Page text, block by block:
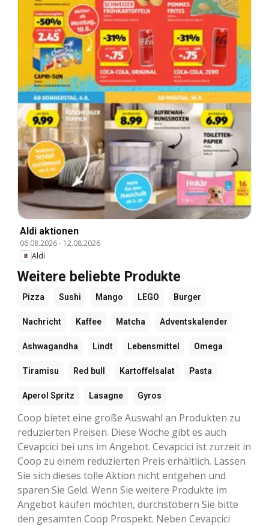
Aldi aktionen
06.08.2026- 12.08.2026
Aldi
Weitere beliebte Produkte
Pizza Sushi Mango LEGO Burger
Nachricht Kaffee Matcha Adventskalender
Ashwagandha Lindt Lebensmittel Omega
Tiramisu Red bull Kartoffelsalat Pasta
Aperol Spritz Lasagne Gyros
Coop bietet eine große Auswahl an Produkten zu
reduzierten Preisen. Diese Woche gibt es auch
Cevapcici bei uns im Angebot. Cevapcici ist zurzeit in
Coop zu einem reduzierten Preis erhältlich. Lassen
Sie sich dieses tolle Aktion nicht entgehen und
sparen Sie Geld. Wenn Sie weitere Produkte im
Angebot kaufen möchten, durchstöbern Sie bitte
den gesamten Coop Prospekt. Neben Cevapcici